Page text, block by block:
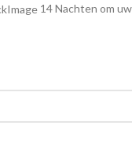
14 Nachten om